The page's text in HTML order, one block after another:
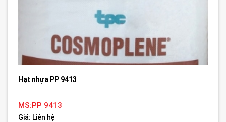
Hạt nhựa PP 9413
MS:PP 9413
Giá: Liên hệ